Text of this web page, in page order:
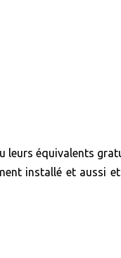
leurs équivalents
installé et aussi